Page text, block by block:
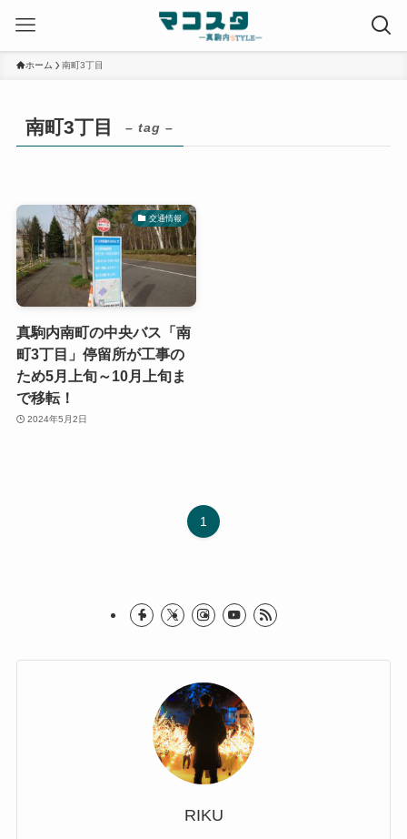
ホーム 南町3丁目
南町3丁目 – tag –
交通情報
真駒内南町の中央バス「南
町3丁目」停留所が工事の
ため5月上旬～10月上旬ま
で移転！
2024年5月2日
1
RIKU